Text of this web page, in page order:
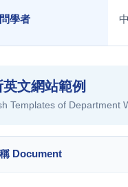
學者
英文網站範例
Templates of Department
Document